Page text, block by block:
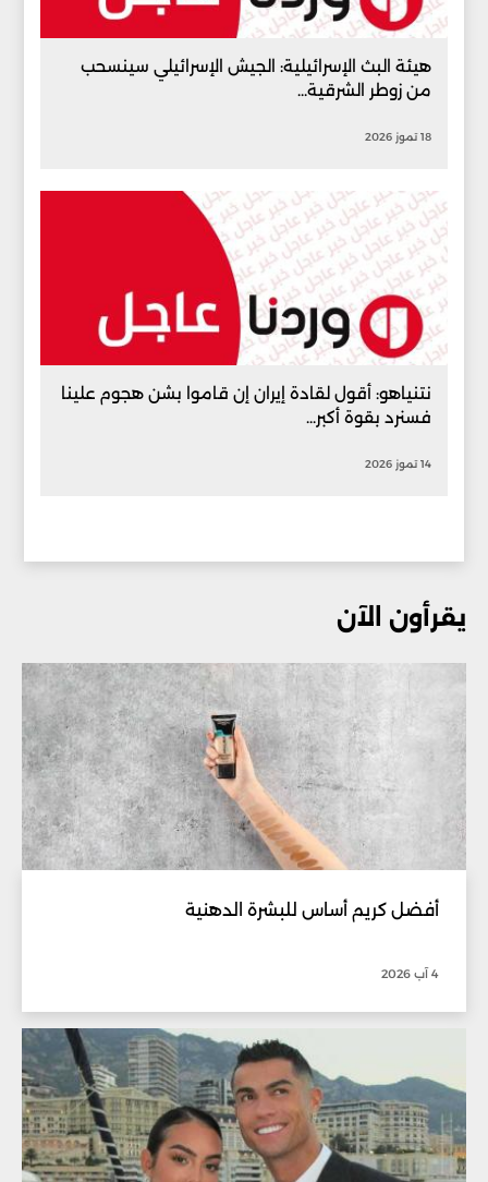
هيئة البث الإسرائيلية: الجيش الإسرائيلي سينسحب
من زوطر الشرقية...
18 تموز 2026
نتنياهو: أقول لقادة إيران إن قاموا بشن هجوم علينا
فسنرد بقوة أكبر...
14 تموز 2026
يقرأون الآن
أفضل كريم أساس للبشرة الدهنية
4 آب 2026